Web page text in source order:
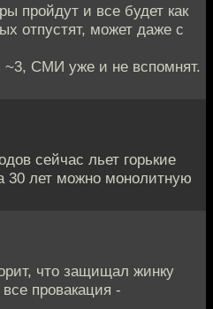
пройдут и все будет как
отпустят, может даже с
~3, СМИ уже и не вспомнят.
сейчас льет горькие
30 лет можно монолитную
что защищал жинку
провакация -